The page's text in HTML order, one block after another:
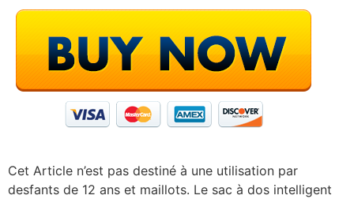
Cet Article n’est pas destiné à une utilisation par
desfants de 12 ans et maillots. Le sac à dos intelligent